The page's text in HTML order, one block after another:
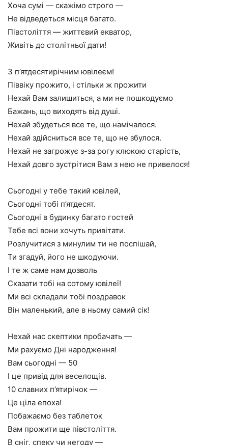
Хоча сумі — скажімо строго —
Не відведеться місця багато.
Півстоліття — життєвий екватор,
Живіть до столітньої дати!
З п’ятдесятирічним ювілеєм!
Піввіку прожито, і стільки ж прожити
Нехай Вам залишиться, а ми не пошкодуємо
Бажань, що виходять від душі.
Нехай збудеться все те, що намічалося.
Нехай здійсниться все те, що не збулося.
Нехай не загрожує з-за рогу клюкою старість,
Нехай довго зустрітися Вам з нею не привелося!
Сьогодні у тебе такий ювілей,
Сьогодні тобі п’ятдесят.
Сьогодні в будинку багато гостей
Тебе всі вони хочуть привітати.
Розлучитися з минулим ти не поспішай,
Ти згадуй, його не шкодуючи.
І те ж саме нам дозволь
Сказати тобі на сотому ювілеї!
Ми всі складали тобі поздравок
Він маленький, але в ньому самий сік!
Нехай нас скептики пробачать —
Ми рахуємо Дні народження!
Вам сьогодні — 50
І це привід для веселощів.
10 славних п’ятирічок —
Це ціла епоха!
Побажаємо без таблеток
Вам прожити ще півстоліття.
В сніг, спеку чи негоду —